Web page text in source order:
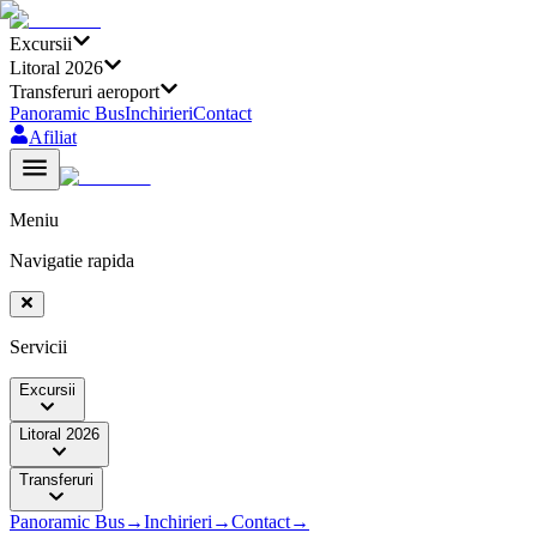
Excursii
Litoral 2026
Transferuri aeroport
Panoramic BusInchirieriContact
Afiliat
Meniu
Navigatie rapida
Servicii
Excursii
Litoral 2026
Transferuri
Panoramic Bus→Inchirieri →Contact→